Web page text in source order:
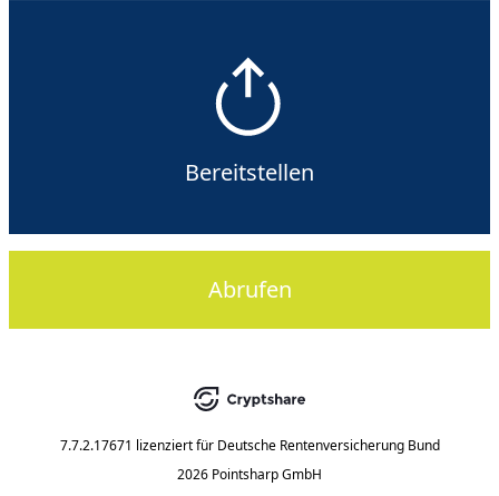
Bereitstellen
Abrufen
7.7.2.17671 lizenziert für Deutsche Rentenversicherung Bund
2026 Pointsharp GmbH